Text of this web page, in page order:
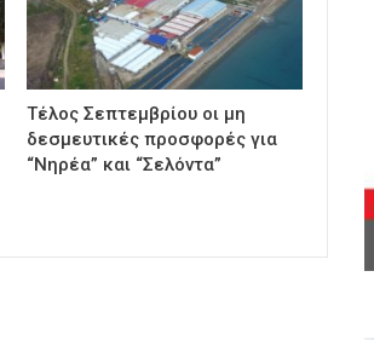
Τέλος Σεπτεμβρίου οι μη
δεσμευτικές προσφορές για
“Νηρέα” και “Σελόντα”